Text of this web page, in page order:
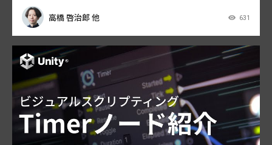
高橋 啓治郎 他 631